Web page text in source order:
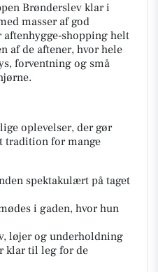
Brønderslev klar i
masser af god
shopping helt
af de aftener, hvor hele
forventning og små
oplevelser, der gør
tradition for mange
spektakulært på taget
i gaden, hvor hun
løjer og underholdning
klar til leg for de